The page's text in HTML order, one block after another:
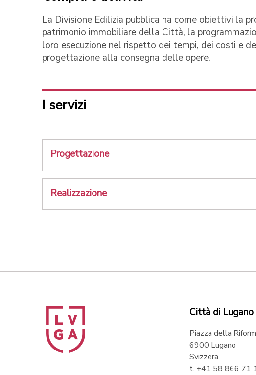
La Divisione Edilizia pubblica ha come obiettivi la
patrimonio immobiliare della Città, la
loro esecuzione nel rispetto dei tempi, dei costi e
progettazione alla consegna delle opere.
I servizi
Progettazione
Realizzazione
Città di Lugano
Piazza della
6900 Lugano
Svizzera
t. +41 58 866 71